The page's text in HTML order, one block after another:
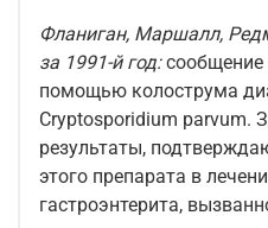
Фланиган, Маршалл,
за 1991-й год:сообщение
помощью колострума
Cryptosporidium parvum.
результаты,
этого препарата в
гастроэнтерита,